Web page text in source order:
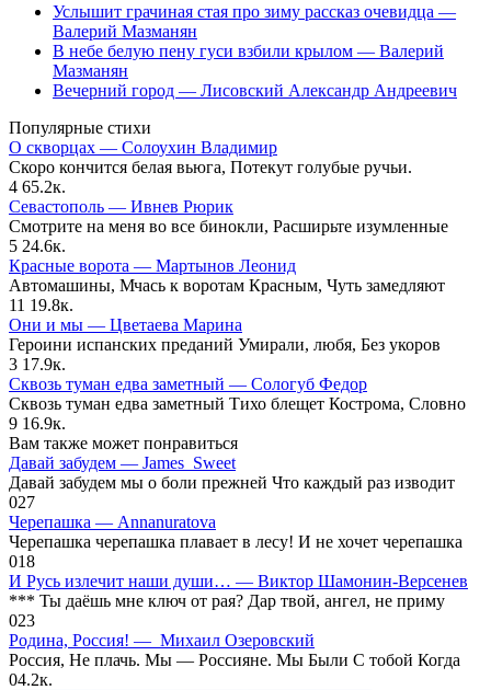
Услышит грачиная стая про зиму рассказ очевидца —
Валерий Мазманян
В небе белую пену гуси взбили крылом — Валерий
Мазманян
Вечерний город — Лисовский Александр Андреевич
Популярные стихи
О скворцах — Солоухин Владимир
Скоро кончится белая вьюга, Потекут голубые ручьи.
4 65.2к.
Севастополь — Ивнев Рюрик
Смотрите на меня во все бинокли, Расширьте изумленные
5 24.6к.
Красные ворота — Мартынов Леонид
Автомашины, Мчась к воротам Красным, Чуть замедляют
11 19.8к.
Они и мы — Цветаева Марина
Героини испанских преданий Умирали, любя, Без укоров
3 17.9к.
Сквозь туман едва заметный — Сологуб Федор
Сквозь туман едва заметный Тихо блещет Кострома, Словно
9 16.9к.
Вам также может понравиться
Давай забудем — James_Sweet
Давай забудем мы о боли прежней Что каждый раз изводит
027
Черепашка — Annanuratova
Черепашка черепашка плавает в лесу! И не хочет черепашка
018
И Русь излечит наши души… — Виктор Шамонин-Версенев
*** Ты даёшь мне ключ от рая? Дар твой, ангел, не приму
023
Родина, Россия! — Михаил Озеровский
Россия, Не плачь. Мы — Россияне. Мы Были С тобой Когда
04.2к.